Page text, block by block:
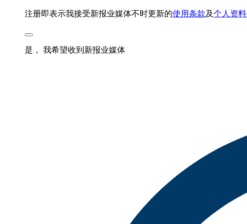
注册即表示我接受新报业媒体不时更新的使用条款及个人资
是， 我希望收到新报业媒体